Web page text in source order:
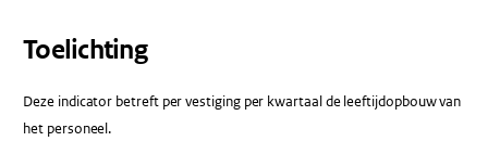
Toelichting
Deze indicator betreft per vestiging per kwartaal de leeftijdopbouw van
het personeel.